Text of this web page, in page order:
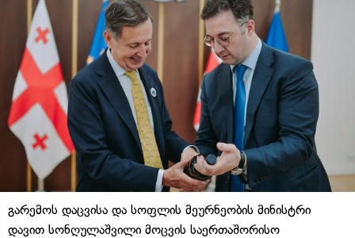
გარემოს დაცვისა და სოფლის მეურნეობის მინისტრი
დავით სონღულაშვილი მოცვის საერთაშორისო